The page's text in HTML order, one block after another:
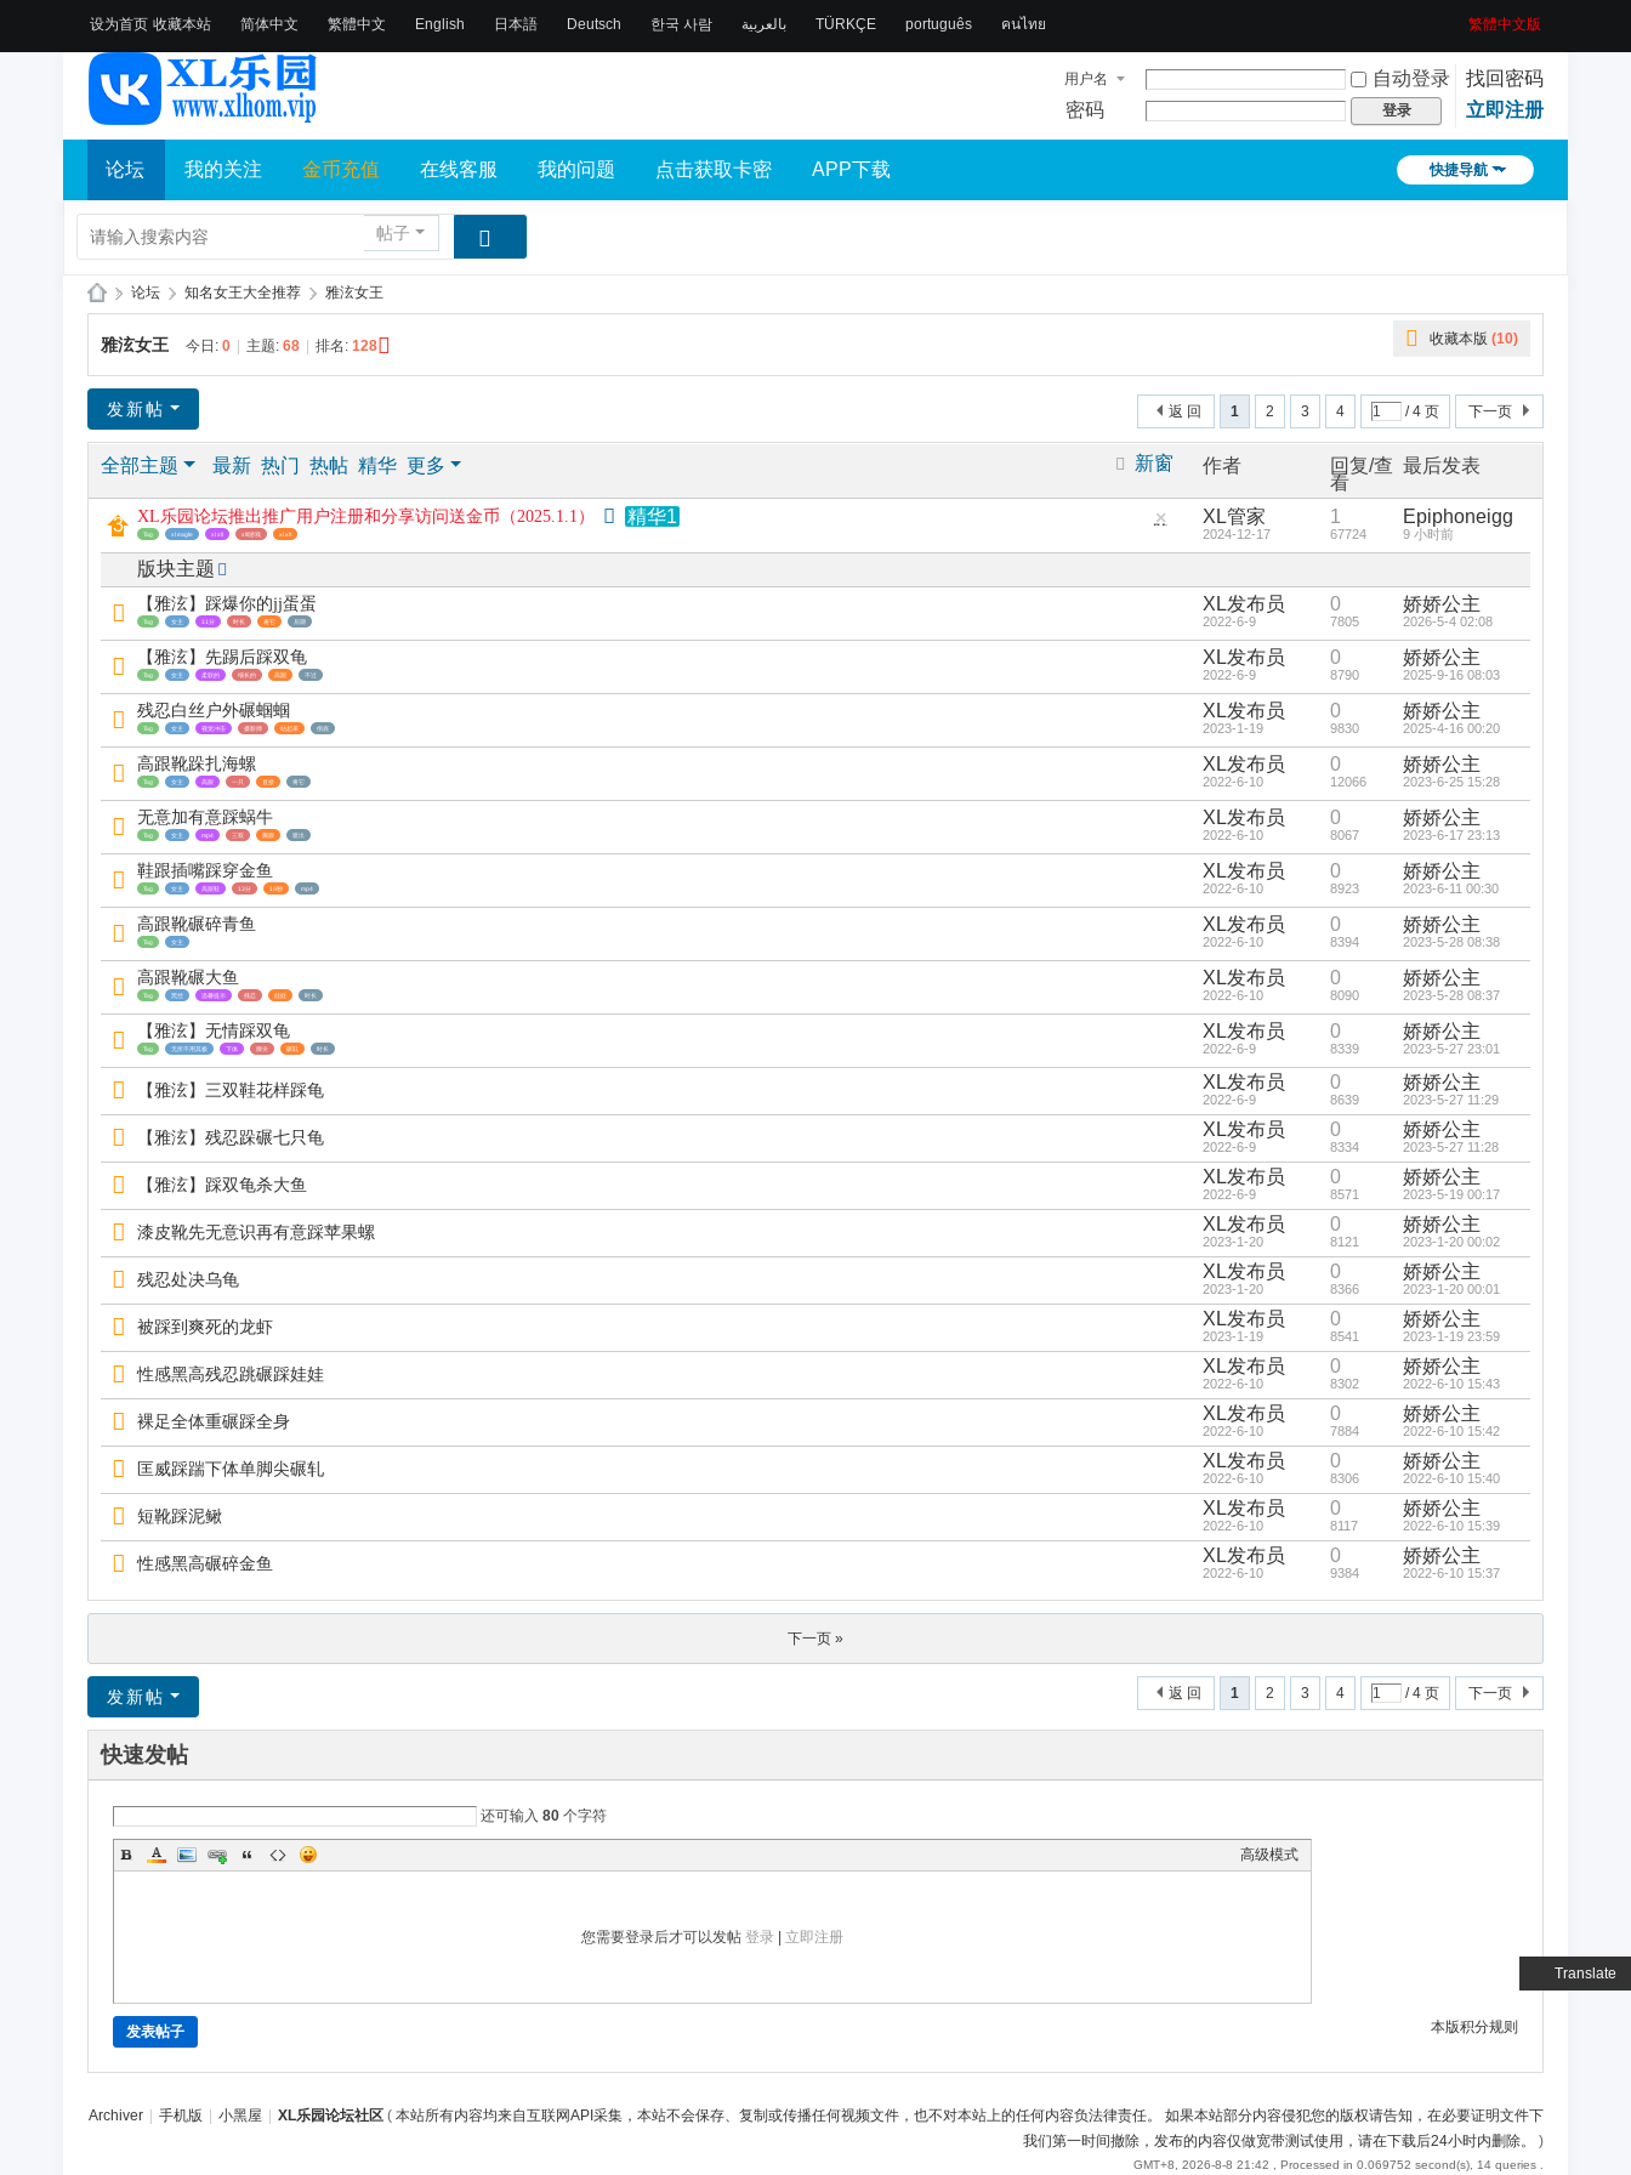
设为首页 收藏本站
Translate
简体中文 繁體中文 English 日本語 Deutsch 한국 사람 بالعربية TÜRKÇE português คนไทย 繁體中文版
用户名 自动登录
找回密码
密码
登录 立即注册
快捷导航
论坛 我的关注 金币充值 在线客服 我的问题 点击获取卡密 APP下载
帖子
乐
园
论
坛
» 论坛 › 知名女王大全推荐 › 雅泫女王
收藏本版 (10)
雅泫女王 今日: 0 主题: 68 排名: 128
1 2 3 4 / 4 页 下一页
返 回
发新帖
新窗
全部主题 最新 热门 热帖 精华 更多 作者
回复/查
看
最后发表
隐
帖
XL乐园论坛推出推广用户注册和分享访问送金币（2025.1.1） 精华1
Tag xl eagle xl xll xlll游戏 xl xlt
XL管家
2024-12-17
1
67724
Epiphoneigg
9 小时前
版块主题
【雅泫】踩爆你的jj蛋蛋
Tag 女主 11分 时长 将它 后期
XL发布员
2022-6-9
0
7805
娇娇公主
2026-5-4 02:08
【雅泫】先踢后踩双龟
Tag 女主 柔软的 细长的 高跟 不过
XL发布员
2022-6-9
0
8790
娇娇公主
2025-9-16 08:03
残忍白丝户外碾蝈蝈
Tag 女主 视觉冲击 摄影师 站起来 彻底
XL发布员
2023-1-19
0
9830
娇娇公主
2025-4-16 00:20
高跟靴跺扎海螺
Tag 女主 高跟 一只 直接 将它
XL发布员
2022-6-10
0
12066
娇娇公主
2023-6-25 15:28
无意加有意踩蜗牛
Tag 女主 mp4 三双 脚跟 喷出
XL发布员
2022-6-10
0
8067
娇娇公主
2023-6-17 23:13
鞋跟插嘴踩穿金鱼
Tag 女主 高跟鞋 13分 19秒 mp4
XL发布员
2022-6-10
0
8923
娇娇公主
2023-6-11 00:30
高跟靴碾碎青鱼
Tag 女主
XL发布员
2022-6-10
0
8394
娇娇公主
2023-5-28 08:38
高跟靴碾大鱼
Tag 黑丝 温馨提示 残忍 娃娃 时长
XL发布员
2022-6-10
0
8090
娇娇公主
2023-5-28 08:37
【雅泫】无情踩双龟
Tag 无所不用其极 下体 脚尖 碾轧 时长
XL发布员
2022-6-9
0
8339
娇娇公主
2023-5-27 23:01
【雅泫】三双鞋花样踩龟 XL发布员
2022-6-9
0
8639
娇娇公主
2023-5-27 11:29
【雅泫】残忍跺碾七只龟 XL发布员
2022-6-9
0
8334
娇娇公主
2023-5-27 11:28
【雅泫】踩双龟杀大鱼 XL发布员
2022-6-9
0
8571
娇娇公主
2023-5-19 00:17
漆皮靴先无意识再有意踩苹果螺 XL发布员
2023-1-20
0
8121
娇娇公主
2023-1-20 00:02
残忍处决乌龟 XL发布员
2023-1-20
0
8366
娇娇公主
2023-1-20 00:01
被踩到爽死的龙虾 XL发布员
2023-1-19
0
8541
娇娇公主
2023-1-19 23:59
性感黑高残忍跳碾踩娃娃 XL发布员
2022-6-10
0
8302
娇娇公主
2022-6-10 15:43
裸足全体重碾踩全身 XL发布员
2022-6-10
0
7884
娇娇公主
2022-6-10 15:42
匡威踩踹下体单脚尖碾轧 XL发布员
2022-6-10
0
8306
娇娇公主
2022-6-10 15:40
短靴踩泥鳅 XL发布员
2022-6-10
0
8117
娇娇公主
2022-6-10 15:39
性感黑高碾碎金鱼 XL发布员
2022-6-10
0
9384
娇娇公主
2022-6-10 15:37
下一页 »
1 2 3 4 / 4 页 下一页
返 回
发新帖
快速发帖
还可输入 80 个字符
高级模式
您需要登录后才可以发帖 登录 立即注册
本版积分规则
发表帖子
Archiver 手机版 小黑屋 XL乐园论坛社区 ( 本站所有内容均来自互联网API采集，本站不会保存、复制或传播任何视频文件，也不对本站上的任何内容负法律责任。 如果本站部分内容侵犯您的版权请告知，在必要证明文件下
我们第一时间撤除，发布的内容仅做宽带测试使用，请在下载后24小时内删除。
)
GMT+8, 2026-8-8 21:42 , Processed in 0.069752 second(s), 14 queries .